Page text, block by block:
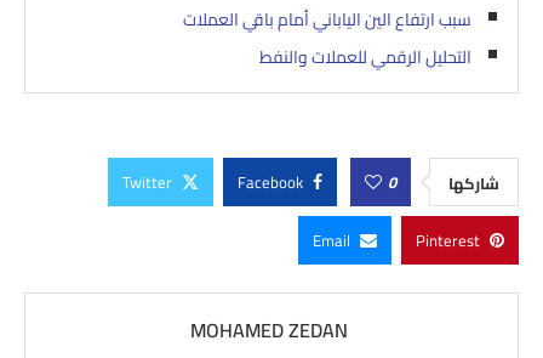
سبب ارتفاع الين الياباني أمام باقي العملات
التحليل الرقمي للعملات والنفط
شاركها 0
Facebook
Twitter
Pinterest
Email
MOHAMED ZEDAN